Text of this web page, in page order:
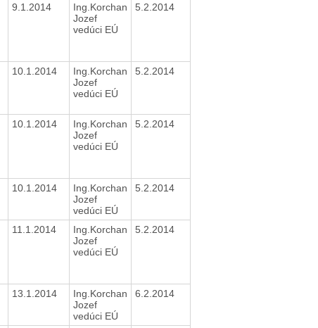
9.1.2014
Ing.Korchan
Jozef
vedúci EÚ
5.2.2014
10.1.2014
Ing.Korchan
Jozef
vedúci EÚ
5.2.2014
10.1.2014
Ing.Korchan
Jozef
vedúci EÚ
5.2.2014
10.1.2014
Ing.Korchan
Jozef
vedúci EÚ
5.2.2014
11.1.2014
Ing.Korchan
Jozef
vedúci EÚ
5.2.2014
13.1.2014
Ing.Korchan
Jozef
vedúci EÚ
6.2.2014